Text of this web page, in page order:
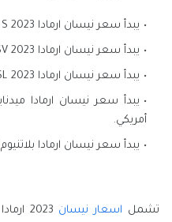
يبدأ سعر نيسان ارمادا S 2023 من 52,095 دولار أمريكي.
يبدأ سعر نيسان ارمادا SV 2023 من 56,645 دولار أمريكي.
يبدأ سعر نيسان ارمادا SL 2023 من 60,065 دولار أمريكي.
أمريكي.
يبدأ سعر نيسان ارمادا بلاتنيوم 2023 من 68,415 دولار أمريكي.
تشمل اسعار نيسان